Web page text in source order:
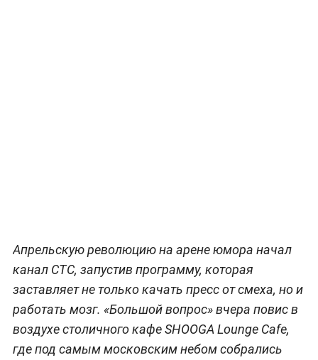
Апрельскую революцию на арене юмора начал
канал СТС, запустив программу, которая
заставляет не только качать пресс от смеха, но и
работать мозг. «Большой вопрос» вчера повис в
воздухе столичного кафе SHOOGA Lounge Cafe,
где под самым московским небом собрались